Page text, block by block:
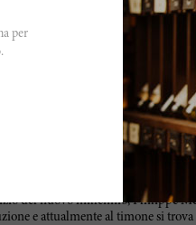
Family Vineyard è stata una delle
degli anni ‘90, insieme a
uomo d'affari nonché collezionista
con uve provenienti da Pritchard
all’aiuto del genio e del talento di
favore e con il plauso del critico
con 91 punti, seguiti da 1993, 1994,
del nuovo millennio, Philippe
e attualmente al timone si
per